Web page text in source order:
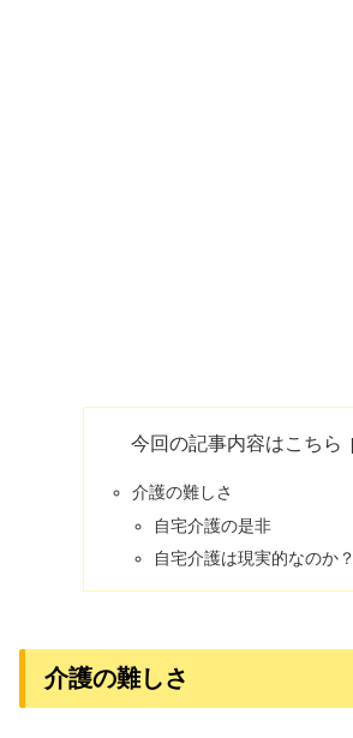
今回の記事内容はこちら
介護の難しさ
自宅介護の是非
自宅介護は現実的なのか？
介護の難しさ